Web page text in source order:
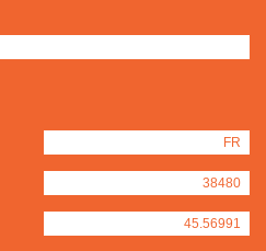
FR
38480
45.56991